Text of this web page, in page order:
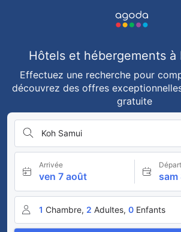
Hôtels et hébergements à
Effectuez une recherche pour
découvrez des offres
gratuite
Koh Samui
Arrivée
ven 7 août
Départ
sam
1 Chambre, 2 Adultes, 0 Enfants